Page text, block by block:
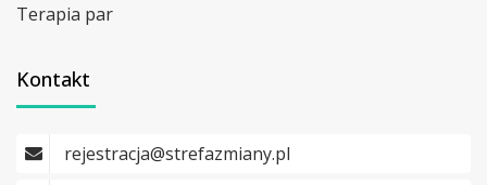
Terapia par
Kontakt
rejestracja@strefazmiany.pl